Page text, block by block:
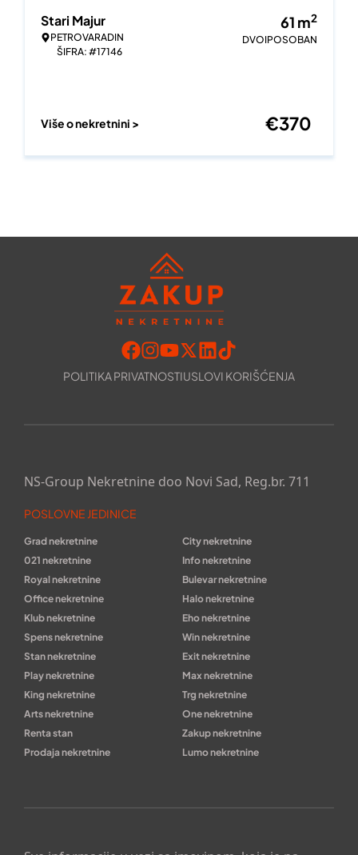
Stari Majur
PETROVARADIN
ŠIFRA: #17146
61 m2
DVOIPOSOBAN
Više o nekretnini > €370
POLITIKA PRIVATNOSTIUSLOVI KORIŠĆENJA
NS-Group Nekretnine doo Novi Sad, Reg.br. 711
POSLOVNE JEDINICE
Grad nekretnine
City nekretnine
021 nekretnine
Info nekretnine
Royal nekretnine
Bulevar nekretnine
Office nekretnine
Halo nekretnine
Klub nekretnine
Eho nekretnine
Spens nekretnine
Win nekretnine
Stan nekretnine
Exit nekretnine
Play nekretnine
Max nekretnine
King nekretnine
Trg nekretnine
Arts nekretnine
One nekretnine
Renta stan
Zakup nekretnine
Prodaja nekretnine
Lumo nekretnine